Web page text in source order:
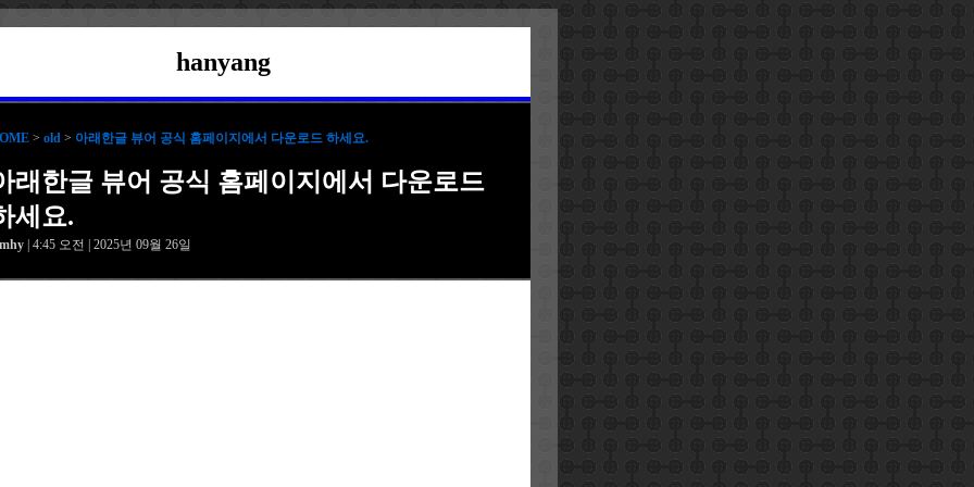
hanyang
> old > 아래한글 뷰어 공식 홈페이지에서 다운로드 하세요.
래한글 뷰어 공식 홈페이지에서 다운로드
세요.
| 4:45 오전 | 2025년 09월 26일